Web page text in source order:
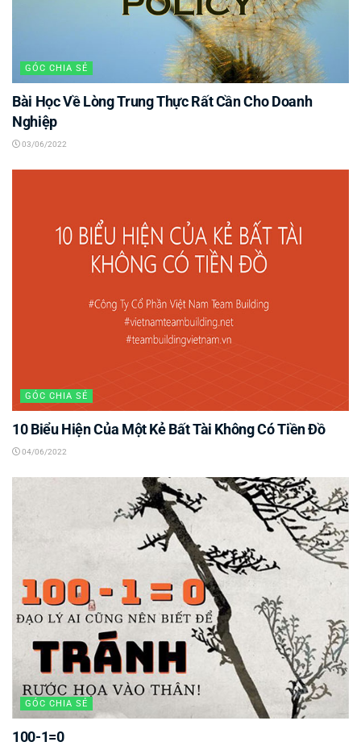
GÓC CHIA SẺ
Bài Học Về Lòng Trung Thực Rất Cần Cho Doanh
Nghiệp
03/06/2022
GÓC CHIA SẺ
10 Biểu Hiện Của Một Kẻ Bất Tài Không Có Tiền Đồ
04/06/2022
GÓC CHIA SẺ
100-1=0